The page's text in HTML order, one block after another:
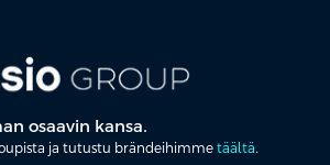
osaavin kansa.
ja tutustu brändeihimme täältä.